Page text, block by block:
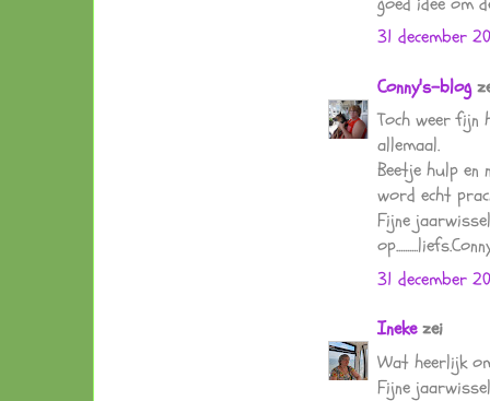
31 december
Conny's-blog
Toch weer fijn
allemaal.
Beetje hulp en
word echt
Fijne
31 december
Inekezei
Wat heerlijk
Fijne